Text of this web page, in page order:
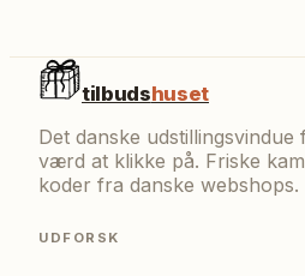
tilbudshuset
Det danske
værd at klikke på. Friske
koder fra danske webshops.
UDFORSK